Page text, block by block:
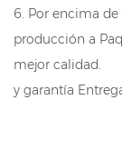
6. Por encima
producción a
mejor calidad.
y garantía